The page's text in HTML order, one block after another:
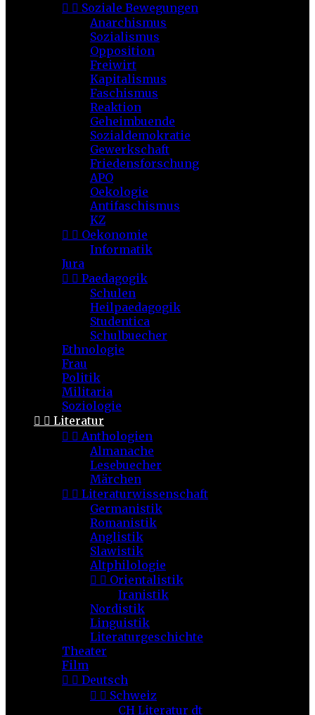
  Soziale Bewegungen
Anarchismus
Sozialismus
Opposition
Freiwirt
Kapitalismus
Faschismus
Reaktion
Geheimbuende
Sozialdemokratie
Gewerkschaft
Friedensforschung
APO
Oekologie
Antifaschismus
KZ
  Oekonomie
Informatik
Jura
  Paedagogik
Schulen
Heilpaedagogik
Studentica
Schulbuecher
Ethnologie
Frau
Politik
Militaria
Soziologie
  Literatur
  Anthologien
Almanache
Lesebuecher
Märchen
  Literaturwissenschaft
Germanistik
Romanistik
Anglistik
Slawistik
Altphilologie
  Orientalistik
Iranistik
Nordistik
Linguistik
Literaturgeschichte
Theater
Film
  Deutsch
  Schweiz
CH Literatur dt